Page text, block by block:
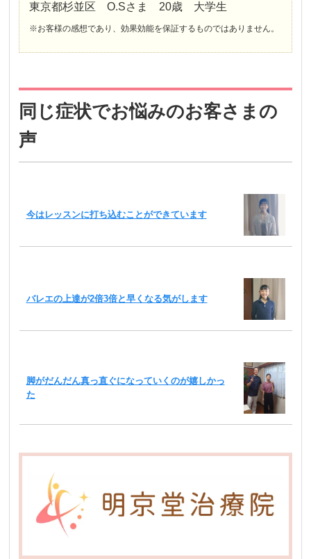
東京都杉並区 O.Sさま 20歳 大学生
※お客様の感想であり、効果効能を保証するものではありません。
同じ症状でお悩みのお客さまの
声
今はレッスンに打ち込むことができています
バレエの上達が2倍3倍と早くなる気がします
脚がだんだん真っ直ぐになっていくのが嬉しかっ
た